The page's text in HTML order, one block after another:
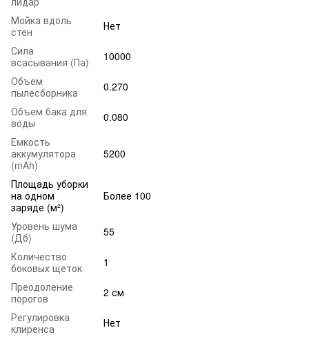
Мойка вдоль
стен
Нет
Сила
всасывания (Па)
10000
Объем
пылесборника
0.270
Объем бака для
воды
0.080
Емкость
аккумулятора
(mAh)
5200
Площадь уборки
на одном
заряде (м²)
Более 100
Уровень шума
(Дб)
55
Количество
боковых щеток
1
Преодоление
порогов
2 см
Регулировка
клиренса
Нет